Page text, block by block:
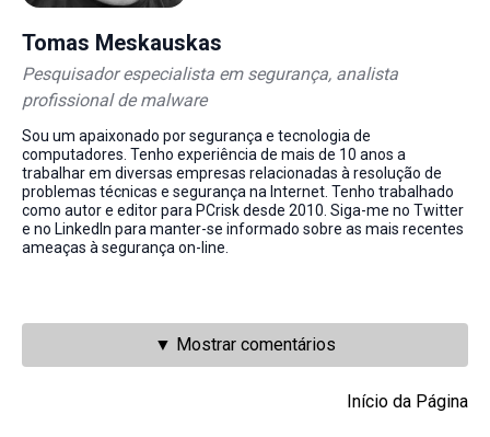
Tomas Meskauskas
Pesquisador especialista em segurança, analista
profissional de malware
Sou um apaixonado por segurança e tecnologia de
computadores. Tenho experiência de mais de 10 anos a
trabalhar em diversas empresas relacionadas à resolução de
problemas técnicas e segurança na Internet. Tenho trabalhado
como autor e editor para PCrisk desde 2010. Siga-me no Twitter
e no LinkedIn para manter-se informado sobre as mais recentes
ameaças à segurança on-line.
▼ Mostrar comentários
Início da Página